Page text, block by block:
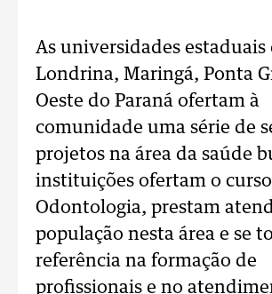
As universidades estaduais
Londrina, Maringá, Ponta
Oeste do Paraná ofertam à
comunidade uma série de
projetos na área da saúde
instituições ofertam o
Odontologia, prestam
população nesta área e se
referência na formação de
profissionais e no